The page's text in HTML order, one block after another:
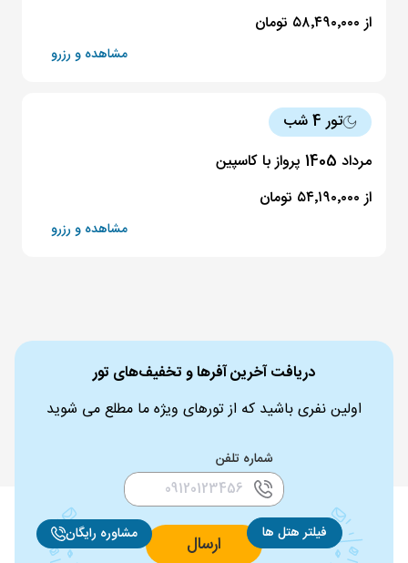
فیلتر هتل ها
از ۵۸٬۴۹۰٬۰۰۰ تومان
مشاهده و رزرو
تور 4 شب
مرداد 1405 پرواز با کاسپین
از ۵۴٬۱۹۰٬۰۰۰ تومان
مشاهده و رزرو
مشاوره رایگان
دریافت آخرین آفرها و تخفیف‌های تور
اولین نفری باشید که از تورهای ویژه ما مطلع می شوید
شماره تلفن
ارسال